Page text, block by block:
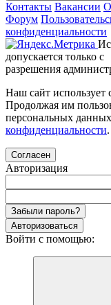
Контакты Вакансии
Форум
конфиденциальности
допускается только с
разрешения
Наш сайт использует
Продолжая им
персональных
конфиденциальности.
Согласен
Авторизация
Забыли пароль?
Авторизоваться
Войти с помощью: